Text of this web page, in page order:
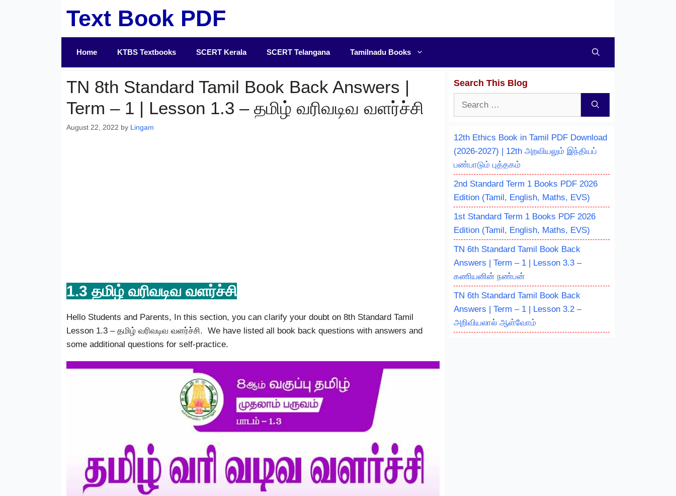
Text Book PDF
Home KTBS Textbooks SCERT Kerala SCERT Telangana Tamilnadu Books
TN 8th Standard Tamil Book Back Answers |
Term – 1 | Lesson 1.3 – தமிழ் வரிவடிவ வளர்ச்சி
August 22, 2022 by Lingam
1.3 தமிழ் வரிவடிவ வளர்ச்சி
Hello Students and Parents, In this section, you can clarify your doubt on 8th Standard Tamil
Lesson 1.3 – தமிழ் வரிவடிவ வளர்ச்சி. We have listed all book back questions with answers and
some additional questions for self-practice.
Search This Blog
Search
12th Ethics Book in Tamil PDF Download
(2026-2027) | 12th அறவியலும் இந்தியப்
பண்பாடும் புத்தகம்
2nd Standard Term 1 Books PDF 2026
Edition (Tamil, English, Maths, EVS)
1st Standard Term 1 Books PDF 2026
Edition (Tamil, English, Maths, EVS)
TN 6th Standard Tamil Book Back
Answers | Term – 1 | Lesson 3.3 –
கணியனின் நண்பன்
TN 6th Standard Tamil Book Back
Answers | Term – 1 | Lesson 3.2 –
அறிவியலால் ஆள்வோம்